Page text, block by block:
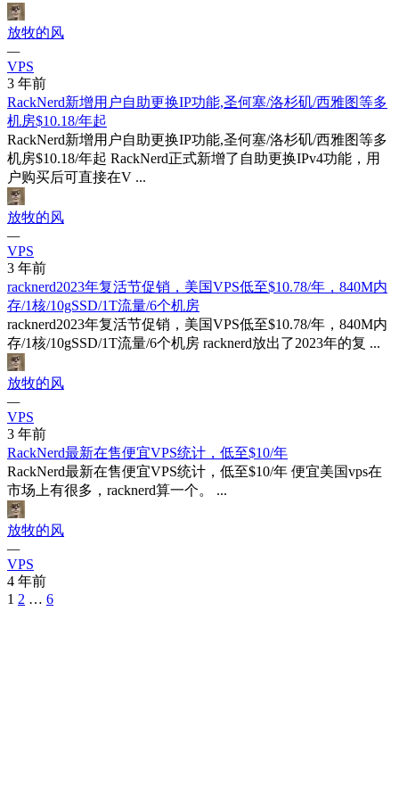
放牧的风
—
VPS
3 年前
RackNerd新增用户自助更换IP功能,圣何塞/洛杉矶/西雅图等多
机房$10.18/年起
RackNerd新增用户自助更换IP功能,圣何塞/洛杉矶/西雅图等多
机房$10.18/年起 RackNerd正式新增了自助更换IPv4功能，用
户购买后可直接在V ...
放牧的风
—
VPS
3 年前
racknerd2023年复活节促销，美国VPS低至$10.78/年，840M内
存/1核/10gSSD/1T流量/6个机房
racknerd2023年复活节促销，美国VPS低至$10.78/年，840M内
存/1核/10gSSD/1T流量/6个机房 racknerd放出了2023年的复 ...
放牧的风
—
VPS
3 年前
RackNerd最新在售便宜VPS统计，低至$10/年
RackNerd最新在售便宜VPS统计，低至$10/年 便宜美国vps在
市场上有很多，racknerd算一个。 ...
放牧的风
—
VPS
4 年前
Posts
1 2 … 6